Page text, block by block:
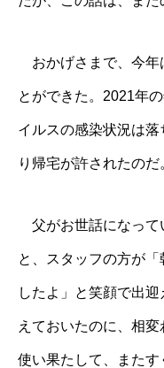
おかげさまで、今年
とができた。2021年
イルスの感染状況は
り帰宅が許されたのだ
父がお世話になって
と、スタッフの方が
したよ」と笑顔で出
えておいたのに、相
使い果たして、またす